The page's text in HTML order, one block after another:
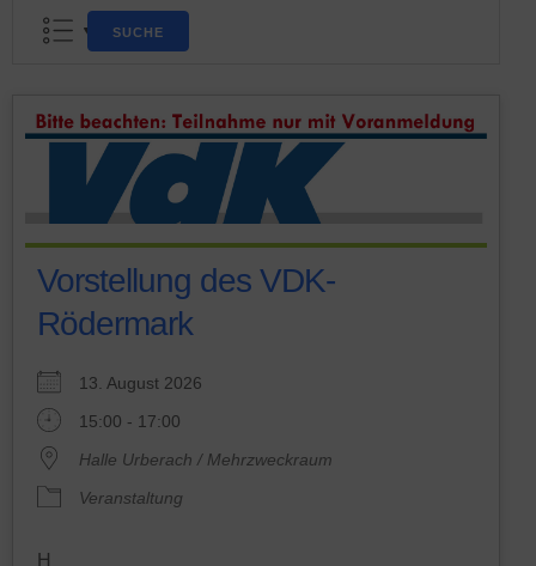
SUCHE
Vorstellung des VDK-
Rödermark
13. August 2026
15:00 - 17:00
Halle Urberach / Mehrzweckraum
Veranstaltung
H